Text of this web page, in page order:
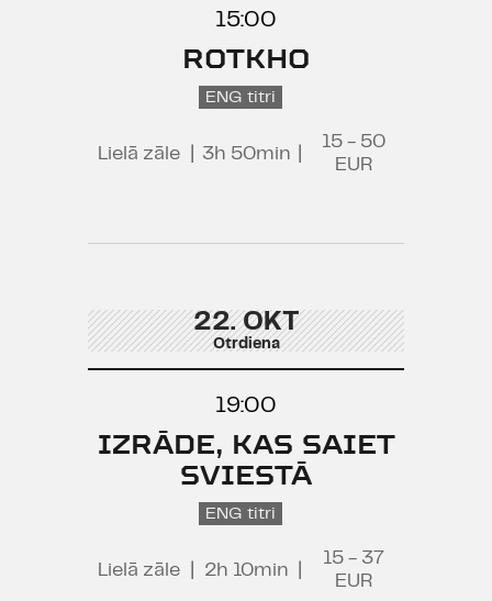
15:00
ROTKHO
ENG titri
Lielā zāle 3h 50min
15 - 50
EUR
22. OKT
Otrdiena
19:00
IZRĀDE, KAS SAIET
SVIESTĀ
ENG titri
Lielā zāle 2h 10min
15 - 37
EUR